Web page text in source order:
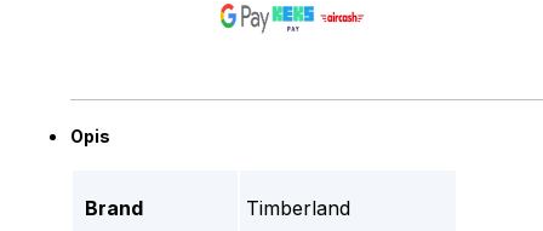
Opis
Brand Timberland